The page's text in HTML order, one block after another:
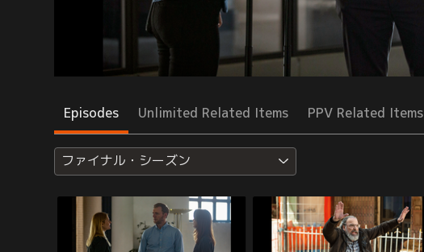
Episodes Unlimited Related Items PPV Related Items
ファイナル・シーズン